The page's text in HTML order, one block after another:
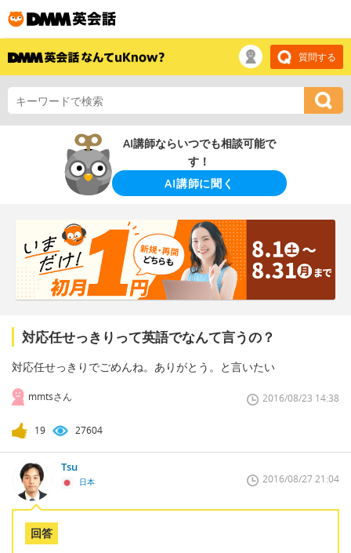
質問する
AI講師ならいつでも相談可能で
す！
AI講師に聞く
対応任せっきりって英語でなんて言うの？
対応任せっきりでごめんね。ありがとう。と言いたい
mmtsさん 2016/08/23 14:38
19 27604
Tsu
日本 2016/08/27 21:04
回答